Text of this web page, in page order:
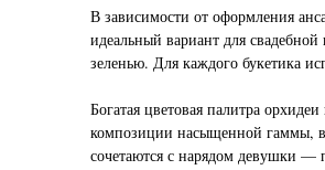
В зависимости от оформления
идеальный вариант для
зеленью. Для каждого букетика
Богатая цветовая палитра
композиции насыщенной гаммы, в
сочетаются с нарядом девушки —